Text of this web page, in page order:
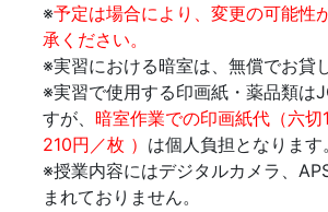
※予定は場合により、変更の可能性
承ください。
※実習における暗室は、無償でお貸
※実習で使用する印画紙・薬品類は
すが、 暗室作業での印画紙代（六
210円／枚 ） は個人負担となります。
※授業内容にはデジタルカメラ、
まれておりません。